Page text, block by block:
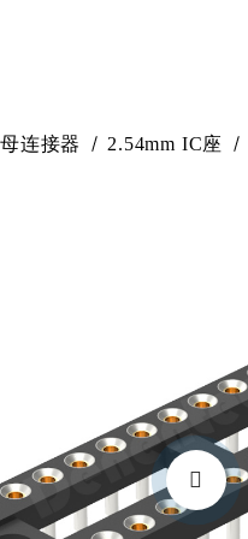
连接器 2.54mm IC座